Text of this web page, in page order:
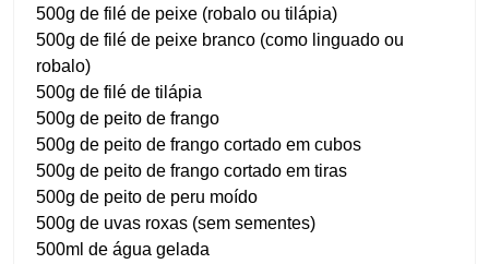
500g de filé de peixe (robalo ou tilápia)
500g de filé de peixe branco (como linguado ou
robalo)
500g de filé de tilápia
500g de peito de frango
500g de peito de frango cortado em cubos
500g de peito de frango cortado em tiras
500g de peito de peru moído
500g de uvas roxas (sem sementes)
500ml de água gelada